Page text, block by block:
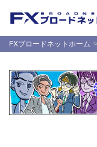
FXブロードネットホーム